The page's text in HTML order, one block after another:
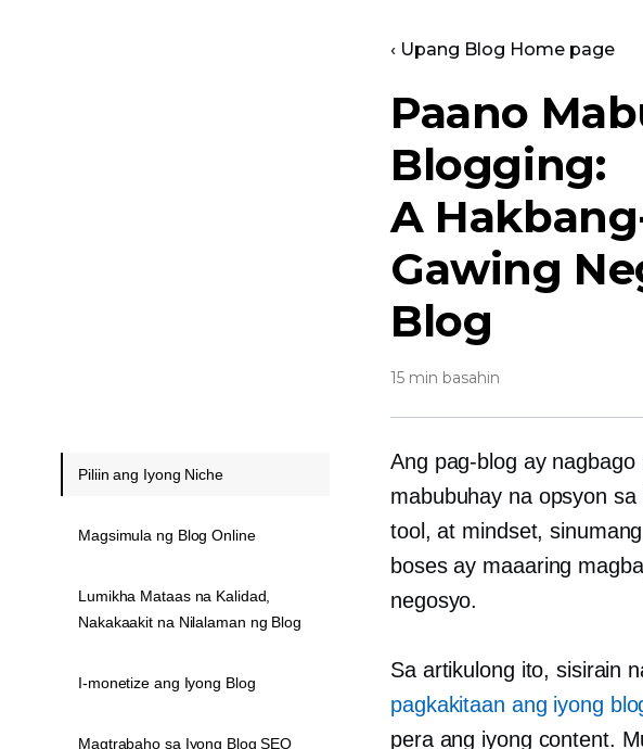
‹ Upang Blog Home page
Paano
Blogging:
A
Gawing
Blog
15 min basahin
Ang pag-blog ay
mabubuhay na opsyon
tool, at mindset,
boses ay maaaring
negosyo.
Sa artikulong ito, sisirain
pagkakitaan ang iyong
pera ang iyong content.
Piliin ang Iyong Niche
Magsimula ng Blog Online
Lumikha Mataas na Kalidad,
Nakakaakit na Nilalaman ng Blog
I-monetize ang Iyong Blog
Magtrabaho sa Iyong Blog SEO